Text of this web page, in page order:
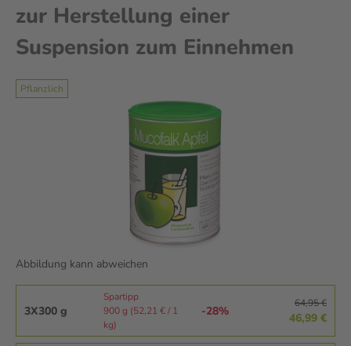
zur Herstellung einer
Suspension zum Einnehmen
Pflanzlich
Abbildung kann abweichen
3X300 g
Spartipp
900 g (52,21 € / 1
kg)
-28%
64,95 €
46,99 €